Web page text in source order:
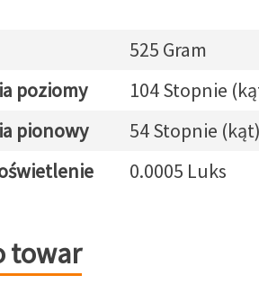
525 Gram
poziomy
104 Stopnie
pionowy
54 Stopnie
0.0005 Luks
towar